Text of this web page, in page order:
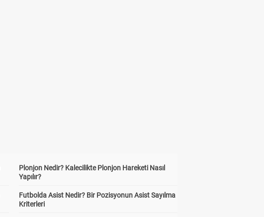
Plonjon Nedir? Kalecilikte Plonjon Hareketi Nasıl
Yapılır?
Futbolda Asist Nedir? Bir Pozisyonun Asist Sayılma
Kriterleri